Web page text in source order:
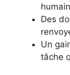
Des
Un
tâche